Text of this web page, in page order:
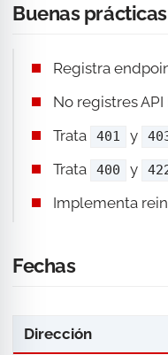
Buenas
Registra
No registres
Trata
401 y
Trata
400 y
Implementa
Fechas
Dirección